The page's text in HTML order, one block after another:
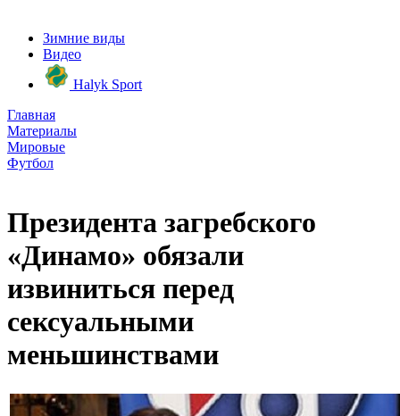
Зимние виды
Видео
Halyk Sport
Главная
Материалы
Мировые
Футбол
Президента загребского
«Динамо» обязали
извиниться перед
сексуальными
меньшинствами